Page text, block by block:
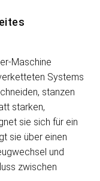
Maschine
Systems
stanzen
starken,
sie sich für ein
sie über einen
und
zwischen